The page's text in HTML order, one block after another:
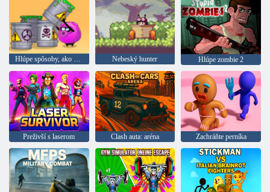
Hlúpe spôsoby, ako zomrieť 2 Nebeský hunter Hlúpe zombie 2
Preživší s laserom Clash auta: aréna Zachráňte perníka